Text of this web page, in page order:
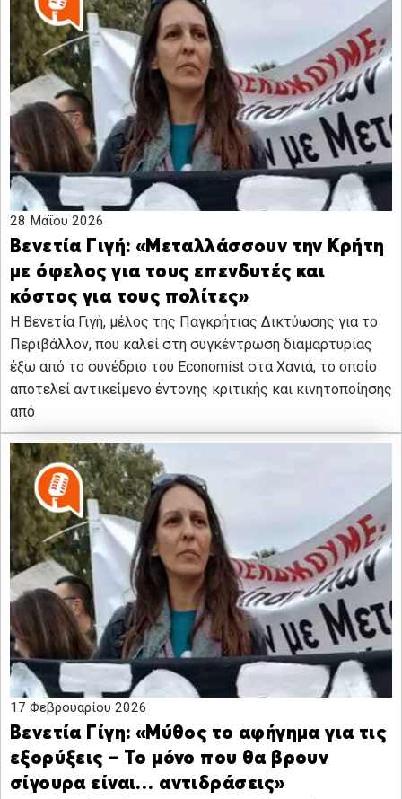
28 Μαΐου 2026
Βενετία Γιγή: «Μεταλλάσσουν την Κρήτη
με όφελος για τους επενδυτές και
κόστος για τους πολίτες»
Η Βενετία Γιγή, μέλος της Παγκρήτιας Δικτύωσης για το
Περιβάλλον, που καλεί στη συγκέντρωση διαμαρτυρίας
έξω από το συνέδριο του Economist στα Χανιά, το οποίο
αποτελεί αντικείμενο έντονης κριτικής και κινητοποίησης
από
17 Φεβρουαρίου 2026
Βενετία Γίγη: «Μύθος το αφήγημα για τις
εξορύξεις – Το μόνο που θα βρουν
σίγουρα είναι… αντιδράσεις»